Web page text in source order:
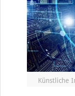
Künstliche